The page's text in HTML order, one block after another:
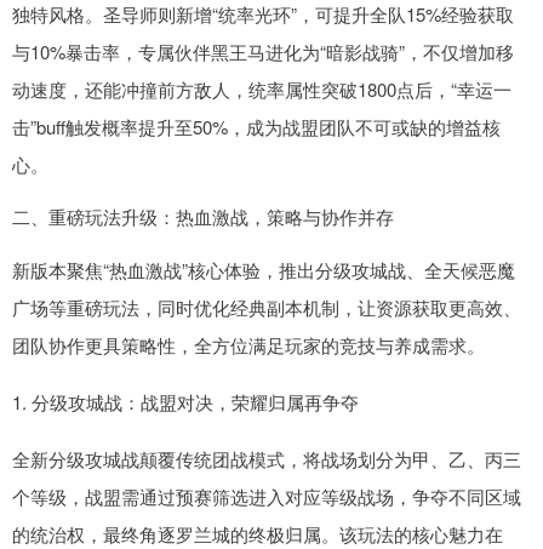
独特风格。圣导师则新增“统率光环”，可提升全队15%经验获取
与10%暴击率，专属伙伴黑王马进化为“暗影战骑”，不仅增加移
动速度，还能冲撞前方敌人，统率属性突破1800点后，“幸运一
击”buff触发概率提升至50%，成为战盟团队不可或缺的增益核
心。
二、重磅玩法升级：热血激战，策略与协作并存
新版本聚焦“热血激战”核心体验，推出分级攻城战、全天候恶魔
广场等重磅玩法，同时优化经典副本机制，让资源获取更高效、
团队协作更具策略性，全方位满足玩家的竞技与养成需求。
1. 分级攻城战：战盟对决，荣耀归属再争夺
全新分级攻城战颠覆传统团战模式，将战场划分为甲、乙、丙三
个等级，战盟需通过预赛筛选进入对应等级战场，争夺不同区域
的统治权，最终角逐罗兰城的终极归属。该玩法的核心魅力在